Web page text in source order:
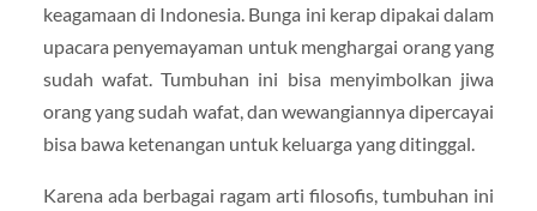
keagamaan di Indonesia. Bunga ini kerap dipakai dalam
upacara penyemayaman untuk menghargai orang yang
sudah wafat. Tumbuhan ini bisa menyimbolkan jiwa
orang yang sudah wafat, dan wewangiannya dipercayai
bisa bawa ketenangan untuk keluarga yang ditinggal.
Karena ada berbagai ragam arti filosofis, tumbuhan ini